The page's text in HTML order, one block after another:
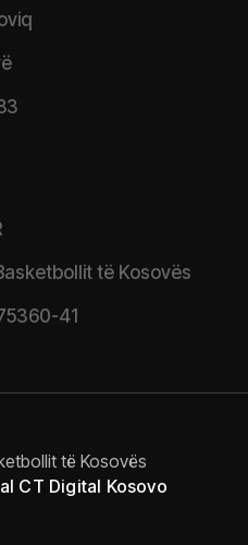
të Kosovës
41
të Kosovës
CT Digital Kosovo